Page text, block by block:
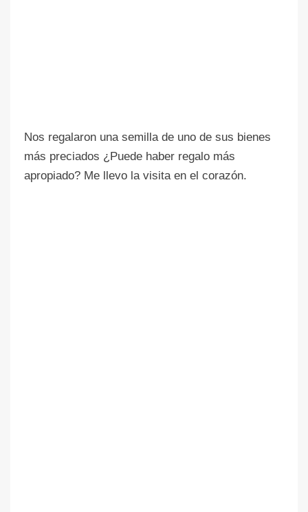
Nos regalaron una semilla de uno de sus bienes
más preciados ¿Puede haber regalo más
apropiado? Me llevo la visita en el corazón.